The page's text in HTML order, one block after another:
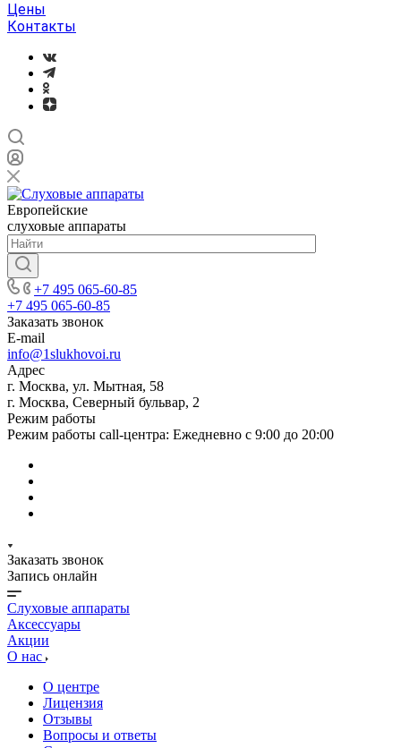
Цены
Контакты
Европейские
слуховые аппараты
+7 495 065-60-85
+7 495 065-60-85
Заказать звонок
E-mail
info@1slukhovoi.ru
Адрес
г. Москва, ул. Мытная, 58
г. Москва, Северный бульвар, 2
Режим работы
Режим работы call-центра: Ежедневно с 9:00 до 20:00
Заказать звонок
Запись онлайн
Слуховые аппараты
Аксессуары
Акции
О нас
О центре
Лицензия
Отзывы
Вопросы и ответы